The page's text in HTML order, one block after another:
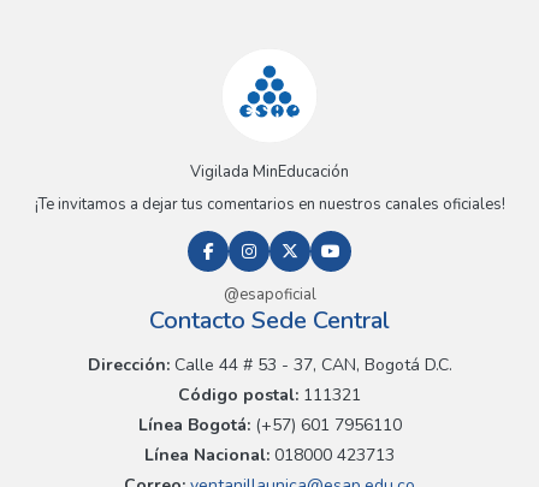
Vigilada MinEducación
¡Te invitamos a dejar tus comentarios en nuestros canales oficiales!
@esapoficial
Contacto Sede Central
Dirección:Calle 44 # 53 - 37, CAN, Bogotá D.C.
Código postal: 111321
Línea Bogotá:(+57) 601 7956110
Línea Nacional: 018000 423713